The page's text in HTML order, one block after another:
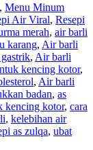
, Menu Minum
Air Viral, Resepi
merah, air barli
karang, Air barli
, Air barli
kencing kotor,
, Air barli
badan, as
kencing kotor, cara
, kelebihan air
as zulqa, ubat